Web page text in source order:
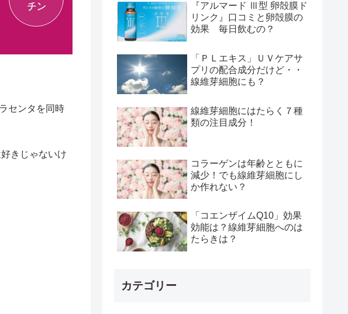
センタを同時
きじゃないけ
『アルマード Ⅲ型 卵殻膜ド
リンク』口コミと卵殻膜の
効果 毎日飲むの？
「ＰＬエキス」ＵＶケアサ
プリの配合成分だけど・・
線維芽細胞にも？
線維芽細胞にはたらく７種
類の注目成分！
コラーゲンは年齢とともに
減少！でも線維芽細胞にし
か作れない？
「コエンザイムQ10」効果
効能は？線維芽細胞へのは
たらきは？
カテゴリー